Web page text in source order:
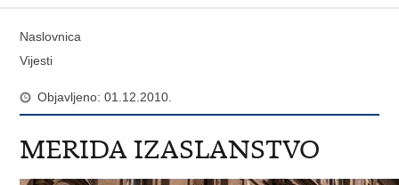
Naslovnica
Vijesti
Objavljeno: 01.12.2010.
MERIDA IZASLANSTVO